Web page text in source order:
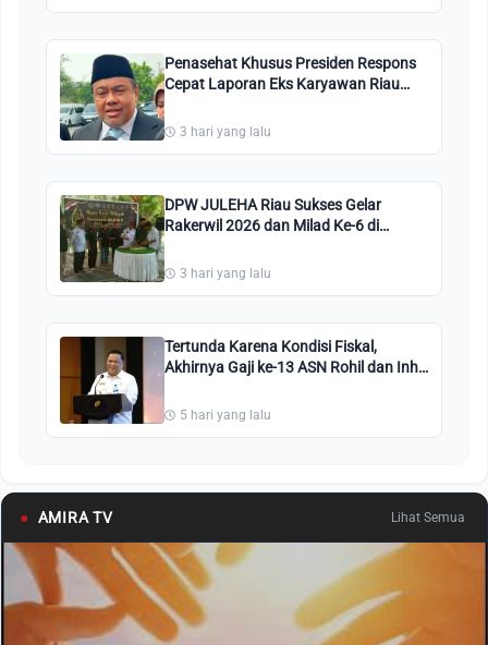
Penasehat Khusus Presiden Respons
Cepat Laporan Eks Karyawan Riau
Tuntutan Pesangon
3 hari yang lalu
DPW JULEHA Riau Sukses Gelar
Rakerwil 2026 dan Milad Ke-6 di
3 hari yang lalu
Tertunda Karena Kondisi Fiskal,
Akhirnya Gaji ke-13 ASN Rohil dan Inhu
5 hari yang lalu
● AMIRA TV Lihat Semua